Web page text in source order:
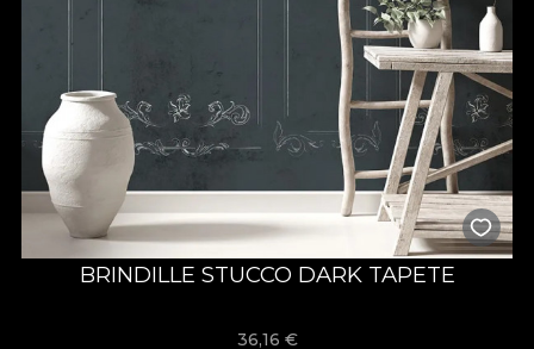
BRINDILLE STUCCO DARK TAPETE
36,16 €